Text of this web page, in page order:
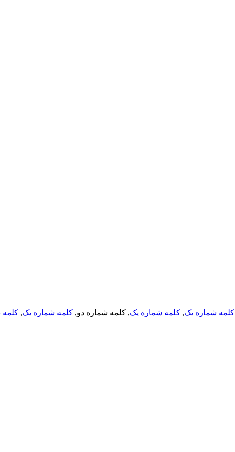
کلمه شماره یک, کلمه شماره یک, کلمه شماره دو, کلمه شماره یک, کلمه